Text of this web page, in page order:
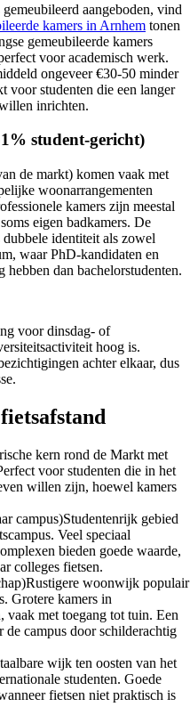
aangeboden, vind
kamers in Arnhem tonen
gemeubileerde kamers
voor academisch werk.
ongeveer €30-50 minder
voor studenten die een langer
inrichten.
student-gericht)
de markt) komen vaak met
woonarrangementen
kamers zijn meestal
eigen badkamers. De
identiteit als zowel
waar PhD-kandidaten en
dan bachelorstudenten.
voor dinsdag- of
hoog is.
achter elkaar, dus
kern rond de Markt met
voor studenten die in het
willen zijn, hoewel kamers
campus)Studentenrijk gebied
Veel speciaal
bieden goede waarde,
colleges fietsen.
Rustigere woonwijk populair
Grotere kamers in
vaak met toegang tot tuin. Een
de campus door schilderachtig
wijk ten oosten van het
studenten. Goede
fietsen niet praktisch is